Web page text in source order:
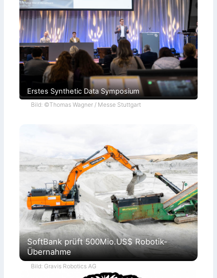
Erstes Synthetic Data Symposium
Bild: ©Thomas Wagner / Messe Stuttgart
SoftBank prüft 500Mio.US$ Robotik-
Übernahme
Bild: Gravis Robotics AG